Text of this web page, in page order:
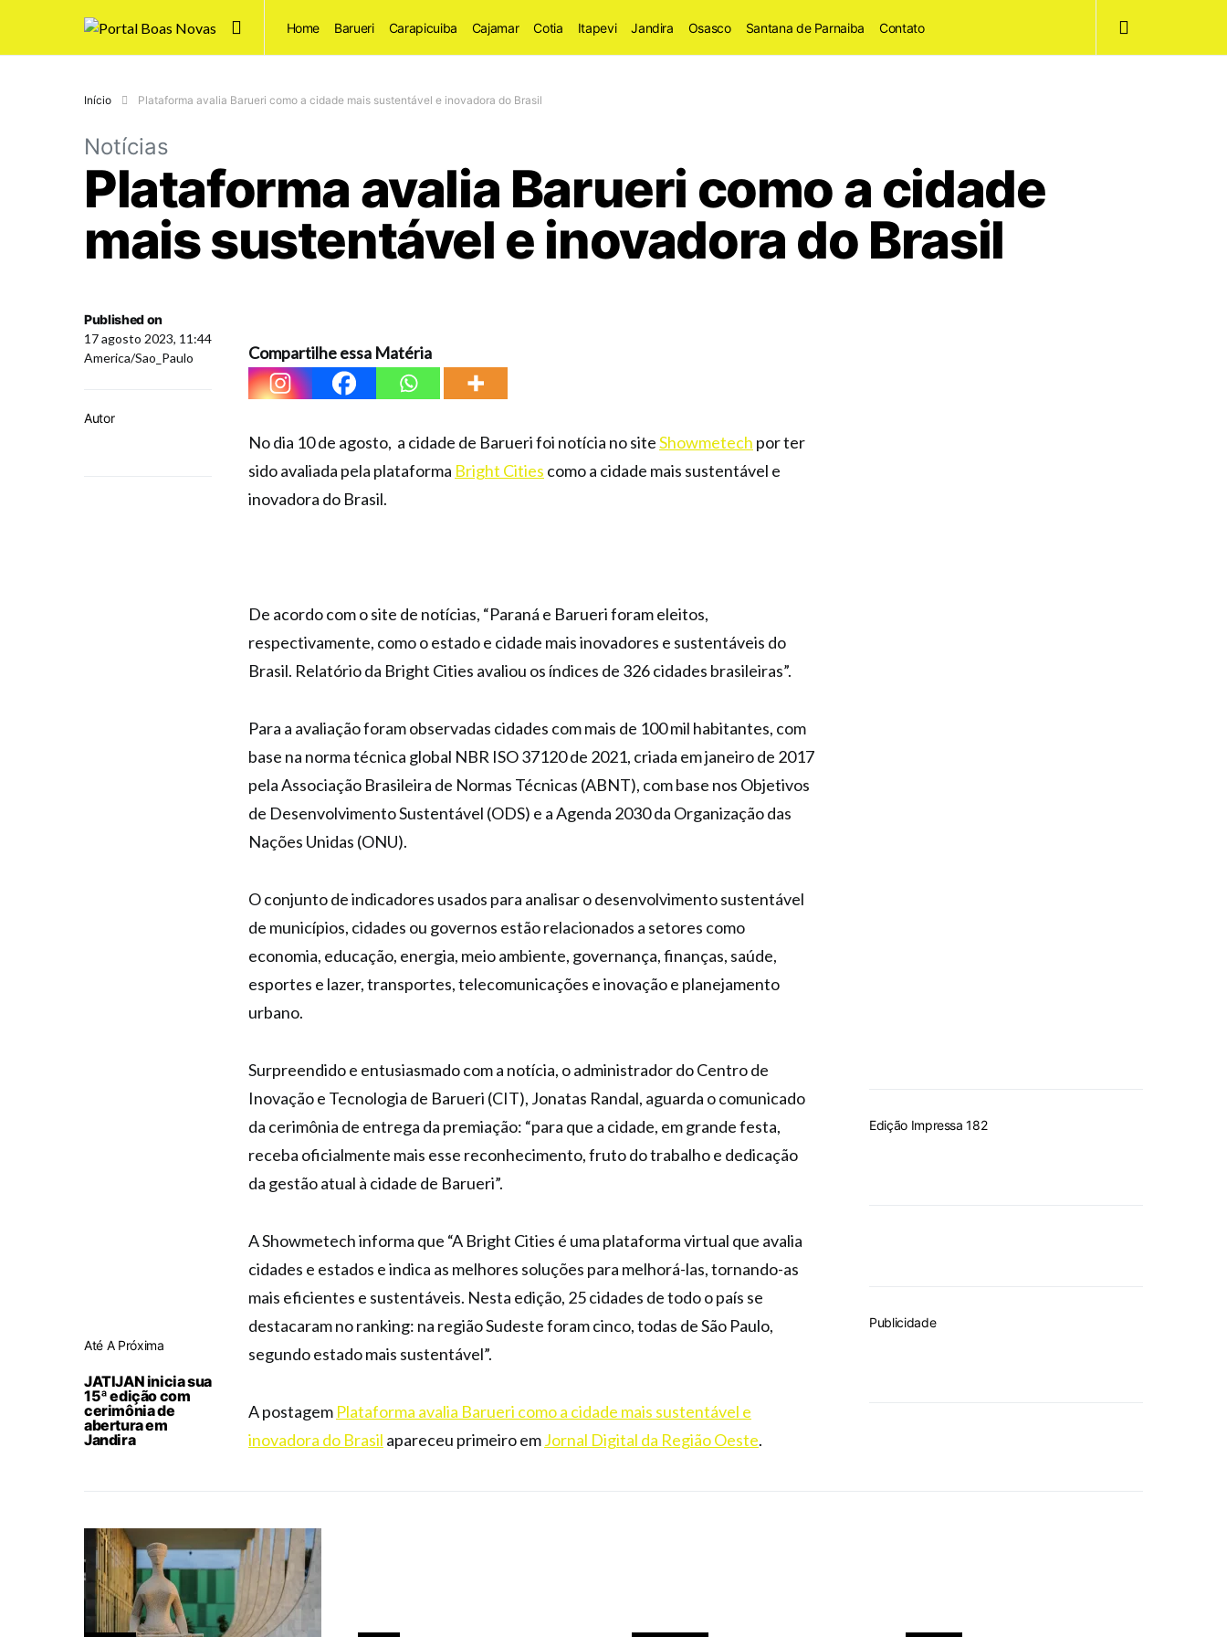
Home Barueri Carapicuiba Cajamar Cotia Itapevi Jandira Osasco Santana de Parnaiba Contato
Início Plataforma avalia Barueri como a cidade mais sustentável e inovadora do Brasil
Notícias
Plataforma avalia Barueri como a cidade
mais sustentável e inovadora do Brasil
Até A Próxima
JATIJAN inicia sua
15ª edição com
cerimônia de
abertura em
Jandira
Published on
17 agosto 2023, 11:44
America/Sao_Paulo
Autor
Compartilhe essa Matéria
No dia 10 de agosto, a cidade de Barueri foi notícia no siteShowmetech por ter
sido avaliada pela plataforma Bright Cities como a cidade mais sustentável e
inovadora do Brasil.
De acordo com o site de notícias, “Paraná e Barueri foram eleitos,
respectivamente, como o estado e cidade mais inovadores e sustentáveis do
Brasil. Relatório da Bright Cities avaliou os índices de 326 cidades brasileiras”.
Para a avaliação foram observadas cidades com mais de 100 mil habitantes, com
base na norma técnica global NBR ISO 37120 de 2021, criada em janeiro de 2017
pela Associação Brasileira de Normas Técnicas (ABNT), com base nos Objetivos
de Desenvolvimento Sustentável (ODS) e a Agenda 2030 da Organização das
Nações Unidas (ONU).
O conjunto de indicadores usados para analisar o desenvolvimento sustentável
de municípios, cidades ou governos estão relacionados a setores como
economia, educação, energia, meio ambiente, governança, finanças, saúde,
esportes e lazer, transportes, telecomunicações e inovação e planejamento
urbano.
Surpreendido e entusiasmado com a notícia, o administrador do Centro de
Inovação e Tecnologia de Barueri (CIT), Jonatas Randal, aguarda o comunicado
da cerimônia de entrega da premiação: “para que a cidade, em grande festa,
receba oficialmente mais esse reconhecimento, fruto do trabalho e dedicação
da gestão atual à cidade de Barueri”.
A Showmetech informa que “A Bright Cities é uma plataforma virtual que avalia
cidades e estados e indica as melhores soluções para melhorá-las, tornando-as
mais eficientes e sustentáveis. Nesta edição, 25 cidades de todo o país se
destacaram no ranking: na região Sudeste foram cinco, todas de São Paulo,
segundo estado mais sustentável”.
A postagem Plataforma avalia Barueri como a cidade mais sustentável e
inovadora do Brasil apareceu primeiro emJornal Digital da Região Oeste.
Edição Impressa 182
Publicidade